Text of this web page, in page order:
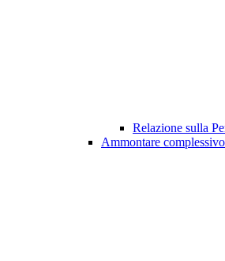
Relazione sulla
Ammontare